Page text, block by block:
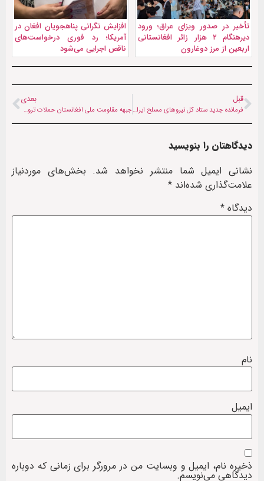
تأخیر در صدور ویزای عراق؛ ورود
دیرهنگام ۲ هزار زائر افغانستانی
اربعین از مرز دوغارون
افزایش نگرانی پناهجویان افغان در
آمریکا؛ رد فوری درخواست‌های
ناقص اجرایی می‌شود
قبل
فرمانده جدید ستاد کل نیروهای مسلح ایران کیست؟
بعدی
جبهه مقاومت ملی افغانستان حملات تروریستی ژریم صهیونیستی به ایران را به شدت محکوم کرد
دیدگاهتان را بنویسید
نشانی ایمیل شما منتشر نخواهد شد. بخش‌های موردنیاز
علامت‌گذاری شده‌اند *
دیدگاه *
نام
ایمیل
ذخیره نام، ایمیل و وبسایت من در مرورگر برای زمانی که دوباره
دیدگاهی می‌نویسم.